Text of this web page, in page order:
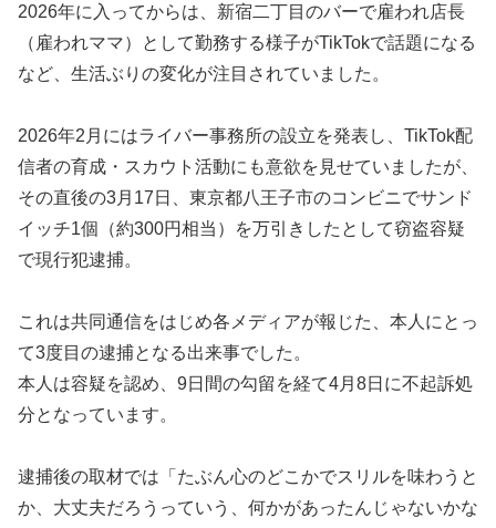
2026年に入ってからは、新宿二丁目のバーで雇われ店長
（雇われママ）として勤務する様子がTikTokで話題になる
など、生活ぶりの変化が注目されていました。
2026年2月にはライバー事務所の設立を発表し、TikTok配
信者の育成・スカウト活動にも意欲を見せていましたが、
その直後の3月17日、東京都八王子市のコンビニでサンド
イッチ1個（約300円相当）を万引きしたとして窃盗容疑
で現行犯逮捕。
これは共同通信をはじめ各メディアが報じた、本人にとっ
て3度目の逮捕となる出来事でした。
本人は容疑を認め、9日間の勾留を経て4月8日に不起訴処
分となっています。
逮捕後の取材では「たぶん心のどこかでスリルを味わうと
か、大丈夫だろうっていう、何かがあったんじゃないかな